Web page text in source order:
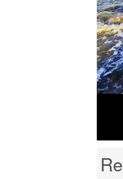
0
of
59
0%